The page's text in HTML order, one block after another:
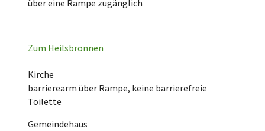
über eine Rampe zugänglich
Zum Heilsbronnen
Kirche
barrierearm über Rampe, keine barrierefreie
Toilette
Gemeindehaus